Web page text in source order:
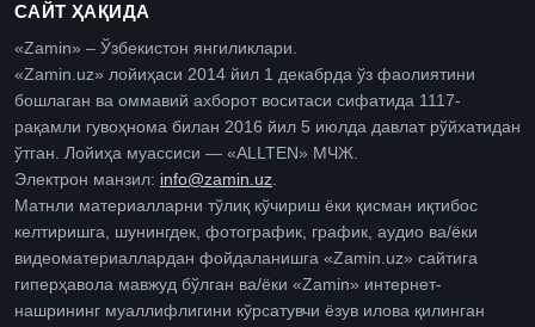
САЙТ ҲАҚИДА
«Zamin» – Ўзбекистон янгиликлари.
«Zamin.uz» лойиҳаси 2014 йил 1 декабрда ўз фаолиятини
бошлаган ва оммавий ахборот воситаси сифатида 1117-
рақамли гувоҳнома билан 2016 йил 5 июлда давлат рўйхатидан
ўтган. Лойиҳа муассиси — «ALLTEN» МЧЖ.
Электрон манзил: info@zamin.uz.
Матнли материалларни тўлиқ кўчириш ёки қисман иқтибос
келтиришга, шунингдек, фотографик, график, аудио ва/ёки
видеоматериаллардан фойдаланишга «Zamin.uz» сайтига
гиперҳавола мавжуд бўлган ва/ёки «Zamin» интернет-
нашрининг муаллифлигини кўрсатувчи ёзув илова қилинган